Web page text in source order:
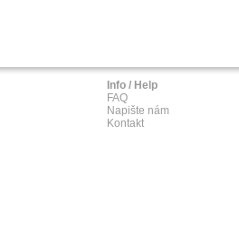
Info / Help
FAQ
Napište nám
Kontakt